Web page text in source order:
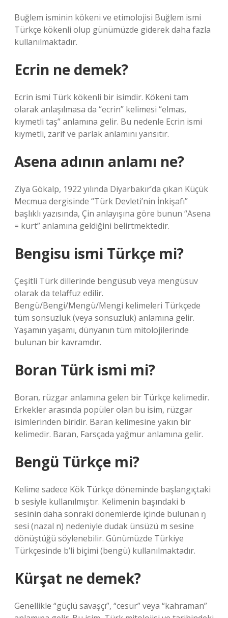
Buğlem isminin kökeni ve etimolojisi Buğlem ismi
Türkçe kökenli olup günümüzde giderek daha fazla
kullanılmaktadır.
Ecrin ne demek?
Ecrin ismi Türk kökenli bir isimdir. Kökeni tam
olarak anlaşılmasa da “ecrin” kelimesi “elmas,
kıymetli taş” anlamına gelir. Bu nedenle Ecrin ismi
kıymetli, zarif ve parlak anlamını yansıtır.
Asena adının anlamı ne?
Ziya Gökalp, 1922 yılında Diyarbakır’da çıkan Küçük
Mecmua dergisinde “Türk Devleti’nin İnkişafı”
başlıklı yazısında, Çin anlayışına göre bunun “Asena
= kurt” anlamına geldiğini belirtmektedir.
Bengisu ismi Türkçe mi?
Çeşitli Türk dillerinde bengüsub veya mengüsuv
olarak da telaffuz edilir.
Bengü/Bengi/Mengü/Mengi kelimeleri Türkçede
tüm sonsuzluk (veya sonsuzluk) anlamına gelir.
Yaşamın yaşamı, dünyanın tüm mitolojilerinde
bulunan bir kavramdır.
Boran Türk ismi mi?
Boran, rüzgar anlamına gelen bir Türkçe kelimedir.
Erkekler arasında popüler olan bu isim, rüzgar
isimlerinden biridir. Baran kelimesine yakın bir
kelimedir. Baran, Farsçada yağmur anlamına gelir.
Bengü Türkçe mi?
Kelime sadece Kök Türkçe döneminde başlangıçtaki
b sesiyle kullanılmıştır. Kelimenin başındaki b
sesinin daha sonraki dönemlerde içinde bulunan ŋ
sesi (nazal n) nedeniyle dudak ünsüzü m sesine
dönüştüğü söylenebilir. Günümüzde Türkiye
Türkçesinde b’li biçimi (bengü) kullanılmaktadır.
Kürşat ne demek?
Genellikle “güçlü savaşçı”, “cesur” veya “kahraman”